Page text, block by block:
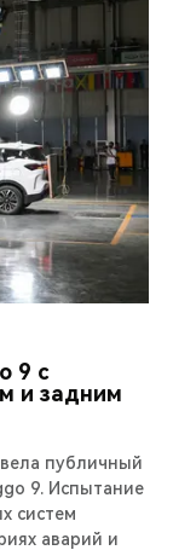
9 с
и задним
публичный
9. Испытание
систем
аварий и